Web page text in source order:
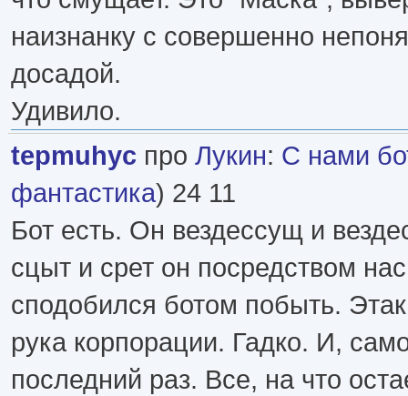
наизнанку с совершенно
досадой.
Удивило.
tepmuhyc про Лукин: С нами
фантастика) 24 11
Бот есть. Он вездессущ и
сцыт и срет он посредством
сподобился ботом побыть.
рука корпорации. Гадко. И,
последний раз. Все, на что